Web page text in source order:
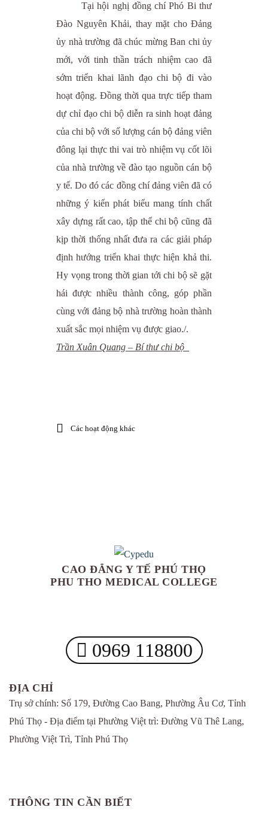
Tại hội nghị đồng chí Phó Bi thư
Đào Nguyên Khải, thay mặt cho Đảng
ủy nhà trường đã chúc mừng Ban chi ủy
mới, với tinh thần trách nhiệm cao đã
sớm triển khai lãnh đạo chi bộ đi vào
hoạt động. Đồng thời qua trực tiếp tham
dự chỉ đạo chi bộ diễn ra sinh hoạt đảng
của chi bộ với số lượng cán bộ đảng viên
đông lại thực thi vai trò nhiệm vụ cốt lõi
của nhà trường về đào tạo nguồn cán bộ
y tế. Do đó các đồng chí đảng viên đã có
những ý kiến phát biểu mang tính chất
xây dựng rất cao, tập thể chi bộ cũng đã
kịp thời thống nhất đưa ra các giải pháp
định hướng triển khai thực hiện khả thi.
Hy vọng trong thời gian tới chi bộ sẽ gặt
hái được nhiều thành công, góp phần
cùng với đảng bộ nhà trường hoàn thành
xuất sắc mọi nhiệm vụ được giao./.
Trần Xuân Quang – Bí thư chi bộ
Các hoạt động khác
CAO ĐẲNG Y TẾ PHÚ THỌ
PHU THO MEDICAL COLLEGE
0969 118800
ĐỊA CHỈ
Trụ sở chính: Số 179, Đường Cao Bang, Phường Âu Cơ, Tỉnh
Phú Thọ - Địa điểm tại Phường Việt trì: Đường Vũ Thê Lang,
Phường Việt Trì, Tỉnh Phú Thọ
THÔNG TIN CẦN BIẾT